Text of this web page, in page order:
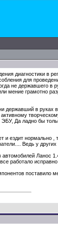
диагностики в
для
не державшего
мение грамотно
державший в руках
ЭБУ, Да ладно бы
и ездит
Ведь у
поставило